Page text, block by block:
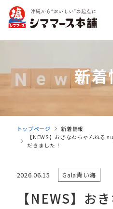
新
トップページ
新着情報
【NEWS】おきなわちゃんねる
だきました！
2026.06.15 Gala青い海
【NEWS】お